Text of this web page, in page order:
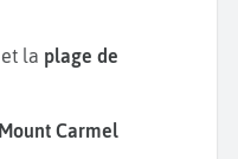
et la plage de
Carmel